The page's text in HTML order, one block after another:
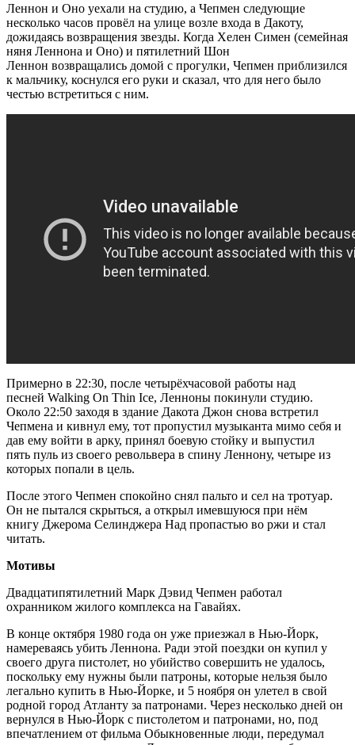
Леннон и Оно уехали на студию, а Чепмен следующие
несколько часов провёл на улице возле входа в Дакоту,
дожидаясь возвращения звезды. Когда Хелен Симен (семейная
няня Леннона и Оно) и пятилетний Шон
Леннон возвращались домой с прогулки, Чепмен приблизился
к мальчику, коснулся его руки и сказал, что для него было
честью встретиться с ним.
Примерно в 22:30, после четырёхчасовой работы над
песней Walking On Thin Ice, Ленноны покинули студию.
Около 22:50 заходя в здание Дакота Джон снова встретил
Чепмена и кивнул ему, тот пропустил музыканта мимо себя и
дав ему войти в арку, принял боевую стойку и выпустил
пять пуль из своего револьвера в спину Леннону, четыре из
которых попали в цель.
После этого Чепмен спокойно снял пальто и сел на тротуар.
Он не пытался скрыться, а открыл имевшуюся при нём
книгу Джерома Селинджера Над пропастью во ржи и стал
читать.
Мотивы
Двадцатипятилетний Марк Дэвид Чепмен работал
охранником жилого комплекса на Гавайях.
В конце октября 1980 года он уже приезжал в Нью-Йорк,
намереваясь убить Леннона. Ради этой поездки он купил у
своего друга пистолет, но убийство совершить не удалось,
поскольку ему нужны были патроны, которые нельзя было
легально купить в Нью-Йорке, и 5 ноября он улетел в свой
родной город Атланту за патронами. Через несколько дней он
вернулся в Нью-Йорк с пистолетом и патронами, но, под
впечатлением от фильма Обыкновенные люди, передумал